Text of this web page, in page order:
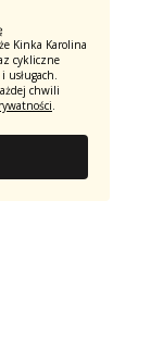
Kinka Karolina
cykliczne
chwili